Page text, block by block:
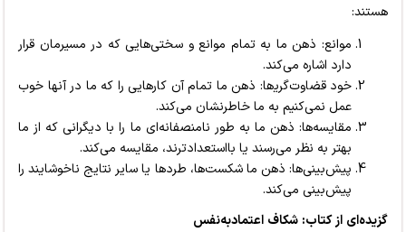
هستند:
موانع: ذهن ما به تمام موانع و سختی‌هایی که در مسیرمان قرار
دارد اشاره می‌کند.
خود قضاوت‌گری‍‌ها: ذهن ما تمام آن کارهایی را که ما در آنها خوب
عمل نمی‌کنیم به ما خاطرنشان می‌کند.
مقایسه‌ها: ذهن ما به طور نامنصفانه‌ای ما را با دیگرانی که از ما
بهتر به نظر می‌رسند یا بااستعدادترند، مقایسه می‌کند.
پیش‌بینی‌ها: ذهن ما شکست‌ها، طردها یا سایر نتایج ناخوشایند را
پیش‌بینی می‌کند.
گزیده‌ای از کتاب: شکاف اعتمادبه‌نفس